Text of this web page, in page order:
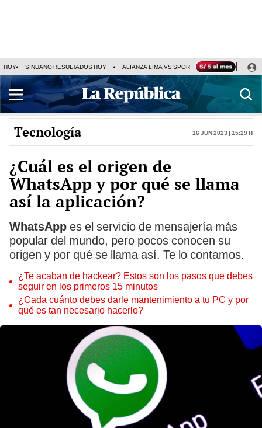
HOY SINUANO RESULTADOS HOY ALIANZA LIMA VS SPORT BOYS JORGE
Tecnología 16 Jun 2023 | 15:29 h
¿Cuál es el origen de
WhatsApp y por qué se llama
así la aplicación?
WhatsApp es el servicio de mensajería más
popular del mundo, pero pocos conocen su
origen y por qué se llama así. Te lo contamos.
¿Te acaban de hackear? Estos son los pasos que debes
seguir en los primeros 15 minutos
¿Cada cuánto debes darle mantenimiento a tu PC y por
qué es tan necesario hacerlo?